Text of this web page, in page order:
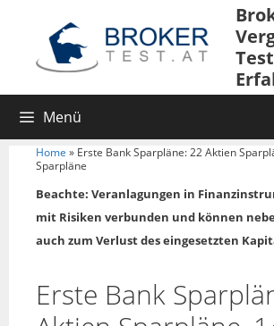
Menü
Home » Erste Bank Sparpläne: 22 Aktien
Sparpläne
Beachte: Veranlagungen in
mit Risiken verbunden und können
auch zum Verlust des eingesetzten
Erste Bank